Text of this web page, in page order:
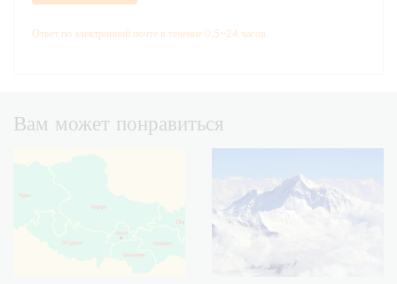
Ответ по электронной почте в течение 0.5~24 часов.
Вам может понравиться